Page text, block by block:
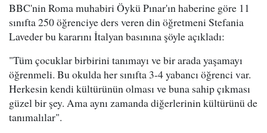
BBC'nin Roma muhabiri Öykü Pınar'ın haberine göre 11
sınıfta 250 öğrenciye ders veren din öğretmeni Stefania
Laveder bu kararını İtalyan basınına şöyle açıkladı:
"Tüm çocuklar birbirini tanımayı ve bir arada yaşamayı
öğrenmeli. Bu okulda her sınıfta 3-4 yabancı öğrenci var.
Herkesin kendi kültürünün olması ve buna sahip çıkması
güzel bir şey. Ama aynı zamanda diğerlerinin kültürünü de
tanımalılar".